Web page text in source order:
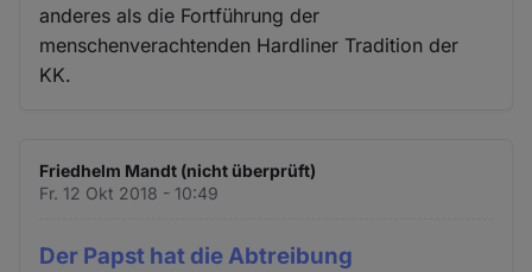
anderes als die Fortführung der
menschenverachtenden Hardliner Tradition der
KK.
Friedhelm Mandt (nicht überprüft)
Fr. 12 Okt 2018 - 10:49
Der Papst hat die Abtreibung